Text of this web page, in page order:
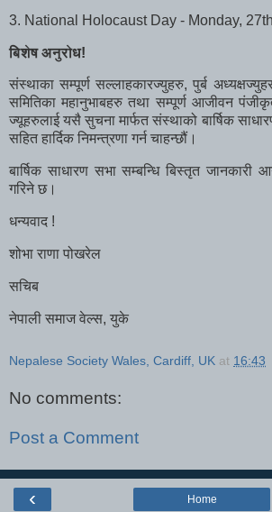
3. National Holocaust Day - Monday,
बिशेष अनुरोध!
संस्थाका सम्पूर्ण सल्लाहकारज्युहरु, पुर्ब
समितिका महानुभाबहरु तथा सम्पूर्ण आजीवन
ज्यूहरुलाई यसै सुचना मार्फत संस्थाको बार्षिक
सहित हार्दिक निमन्त्रणा गर्न चाहन्छौं।
बार्षिक साधारण सभा सम्बन्धि बिस्तृत जानकारी
गरिने छ।
धन्यवाद !
शोभा राणा पोखरेल
सचिब
नेपाली समाज वेल्स, युके
Nepalese Society Wales, Cardiff, UK at 16:43
No comments:
Post a Comment
‹ Home